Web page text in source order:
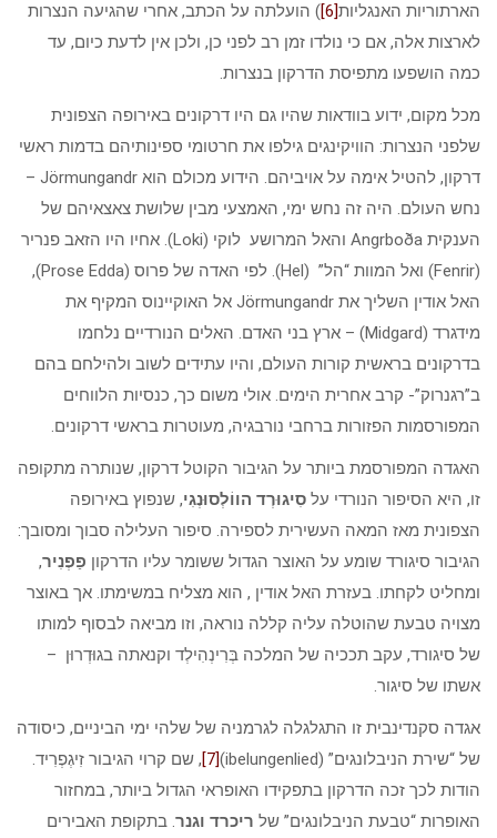
הארתוריות האנגליות[6]
) הועלתה על הכתב, אחרי שהגיעה הנצרות
לארצות אלה, אם כי נולדו זמן רב לפני כן, ולכן אין לדעת כיום, עד
כמה הושפעו מתפיסת הדרקון בנצרות.
מכל מקום, ידוע בוודאות שהיו גם היו דרקונים באירופה הצפונית
שלפני הנצרות: הוויקינגים גילפו את חרטומי ספינותיהם בדמות ראשי
דרקון, להטיל אימה על אויביהם. הידוע מכולם הוא Jörmungandr –
נחש העולם. היה זה נחש ימי, האמצעי מבין שלושת צאצאיהם של
הענקית Angrboða והאל המרושע לוקי (Loki). אחיו היו הזאב פנריר
(Fenrir) ואל המוות “הל” (Hel). לפי האדה של פרוס (Prose Edda),
האל אודין השליך את Jörmungandr אל האוקיינוס המקיף את
מידגרד (Midgard) – ארץ בני האדם. האלים הנורדיים נלחמו
בדרקונים בראשית קורות העולם, והיו עתידים לשוב ולהילחם בהם
ב”רגנרוק”- קרב אחרית הימים. אולי משום כך, כנסיות הלווחים
המפורסמות הפזורות ברחבי נורבגיה, מעוטרות בראשי דרקונים.
האגדה המפורסמת ביותר על הגיבור הקוטל דרקון, שנותרה מתקופה
זו, היא הסיפור הנורדי על סִיגוּרְד הווֹלְסוּנְגִי, שנפוץ באירופה
הצפונית מאז המאה העשירית לספירה. סיפור העלילה סבוך ומסובך:
הגיבור סיגורד שומע על האוצר הגדול ששומר עליו הדרקון פַפְנִיר,
ומחליט לקחתו. בעזרת האל אודין , הוא מצליח במשימתו. אך באוצר
מצויה טבעת שהוטלה עליה קללה נוראה, וזו מביאה לבסוף למותו
של סיגורד, עקב תככיה של המלכה בְּרִינְהִילְד וקנאתה בגוּדְרוּן –
אשתו של סיגור.
אגדה סקנדינבית זו התגלגלה לגרמניה של שלהי ימי הביניים, כיסודה
של “שירת הניבלונגים” (ibelungenlied)
[7]
, שם קרוי הגיבור זִיגְפְרִיד.
הודות לכך זכה הדרקון בתפקידו האופראי הגדול ביותר, במחזור
האופרות “טבעת הניבלונגים” של ריכרד וגנר. בתקופת האבירים